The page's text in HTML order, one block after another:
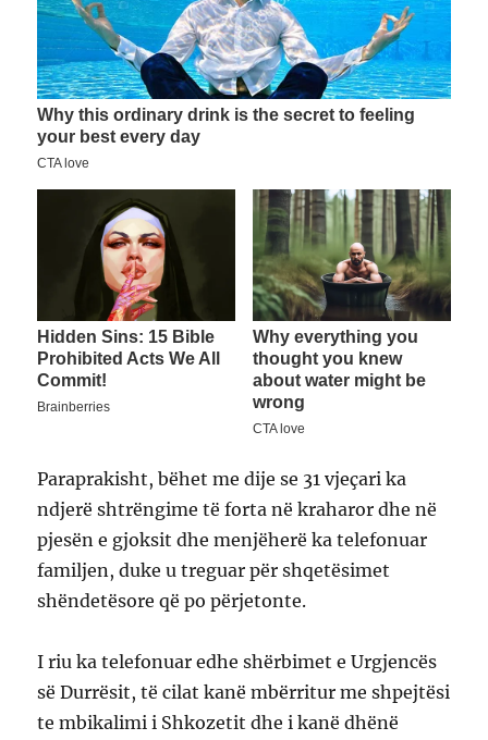
Paraprakisht, bëhet me dije se 31 vjeçari ka
ndjerë shtrëngime të forta në kraharor dhe në
pjesën e gjoksit dhe menjëherë ka telefonuar
familjen, duke u treguar për shqetësimet
shëndetësore që po përjetonte.
I riu ka telefonuar edhe shërbimet e Urgjencës
së Durrësit, të cilat kanë mbërritur me shpejtësi
te mbikalimi i Shkozetit dhe i kanë dhënë